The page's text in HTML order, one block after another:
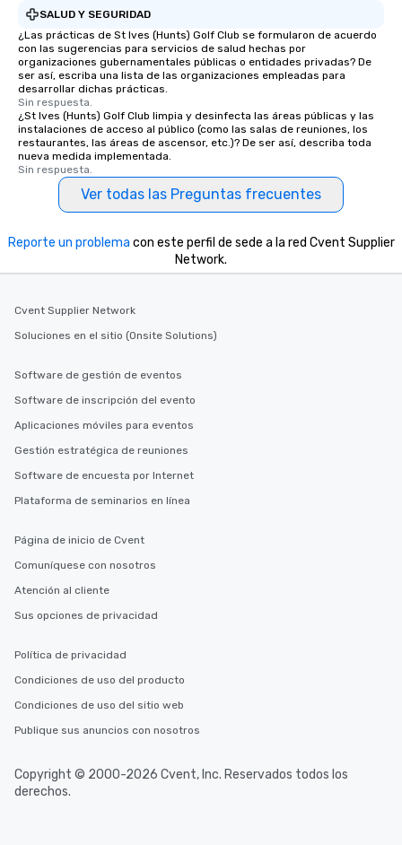
SALUD Y SEGURIDAD
¿Las prácticas de St Ives (Hunts) Golf Club se formularon de acuerdo
con las sugerencias para servicios de salud hechas por
organizaciones gubernamentales públicas o entidades privadas? De
ser así, escriba una lista de las organizaciones empleadas para
desarrollar dichas prácticas.
Sin respuesta.
¿St Ives (Hunts) Golf Club limpia y desinfecta las áreas públicas y las
instalaciones de acceso al público (como las salas de reuniones, los
restaurantes, las áreas de ascensor, etc.)? De ser así, describa toda
nueva medida implementada.
Sin respuesta.
Ver todas las Preguntas frecuentes
Reporte un problema con este perfil de sede a la red Cvent Supplier
Network.
Cvent Supplier Network
Soluciones en el sitio (Onsite Solutions)
Software de gestión de eventos
Software de inscripción del evento
Aplicaciones móviles para eventos
Gestión estratégica de reuniones
Software de encuesta por Internet
Plataforma de seminarios en línea
Página de inicio de Cvent
Comuníquese con nosotros
Atención al cliente
Sus opciones de privacidad
Política de privacidad
Condiciones de uso del producto
Condiciones de uso del sitio web
Publique sus anuncios con nosotros
Copyright © 2000-2026 Cvent, Inc. Reservados todos los
derechos.